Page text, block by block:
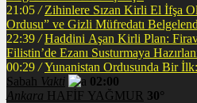
21:05 / Zihinlere Sızan Kirli El İfşa
Ordusu” ve Gizli Müfredatı
22:39 / Haddini Aşan Kirli Plan:
Filistin’de Ezanı Susturmaya
00:29 / Yunanistan Ordusunda Bir
Sabah Vakti
02:00
Ankara HAFİF YAĞMUR 30°